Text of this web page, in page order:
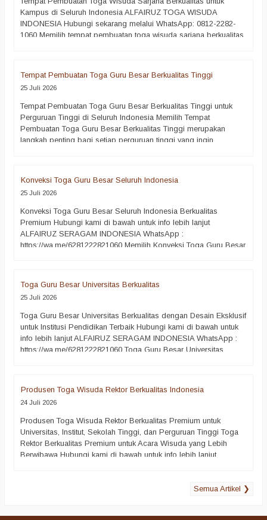
Kampus di Seluruh Indonesia ALFAIRUZ TOGA WISUDA
INDONESIA Hubungi sekarang melalui WhatsApp: 0812-2282-
1060 Memilih tempat pembuatan toga wisuda sarjana berkualitas
simbol pencapaian akademik yang akan dikenang sepanjang…
selengkapnya
Tempat Pembuatan Toga Guru Besar Berkualitas Tinggi
25 Juli 2026
Tempat Pembuatan Toga Guru Besar Berkualitas Tinggi untuk
Perguruan Tinggi di Seluruh Indonesia Memilih Tempat
Pembuatan Toga Guru Besar Berkualitas Tinggi merupakan
langkah penting bagi setiap perguruan tinggi yang ingin
pencapaian ilmiah, dan…selengkapnya
Konveksi Toga Guru Besar Seluruh Indonesia
25 Juli 2026
Konveksi Toga Guru Besar Seluruh Indonesia Berkualitas
Premium Hubungi kami di bawah untuk info lebih lanjut
ALFAIRUZ SERAGAM INDONESIA WhatsApp :
https://wa.me/6281222821060 Memilih Konveksi Toga Guru Besar
Guru Besar bukan sekadar pakaian seremonial, melainkan…
selengkapnya
Toga Guru Besar Universitas Berkualitas
25 Juli 2026
Toga Guru Besar Universitas Berkualitas dengan Desain Eksklusif
untuk Institusi Pendidikan Terbaik Hubungi kami di bawah untuk
info lebih lanjut ALFAIRUZ SERAGAM INDONESIA WhatsApp :
https://wa.me/6281222821060 Toga Guru Besar Universitas
menginginkan toga yang…selengkapnya
Produsen Toga Wisuda Rektor Berkualitas Indonesia
24 Juli 2026
Produsen Toga Wisuda Rektor Berkualitas Premium untuk
Universitas, Institut, Sekolah Tinggi, dan Perguruan Tinggi Toga
Rektor Berkualitas Premium untuk Acara Wisuda yang Lebih
Berwibawa Hubungi kami di bawah untuk info lebih lanjut
kehormatan, kepemimpinan, serta kebanggaan sebuah perguruan
Semua Artikel ❯